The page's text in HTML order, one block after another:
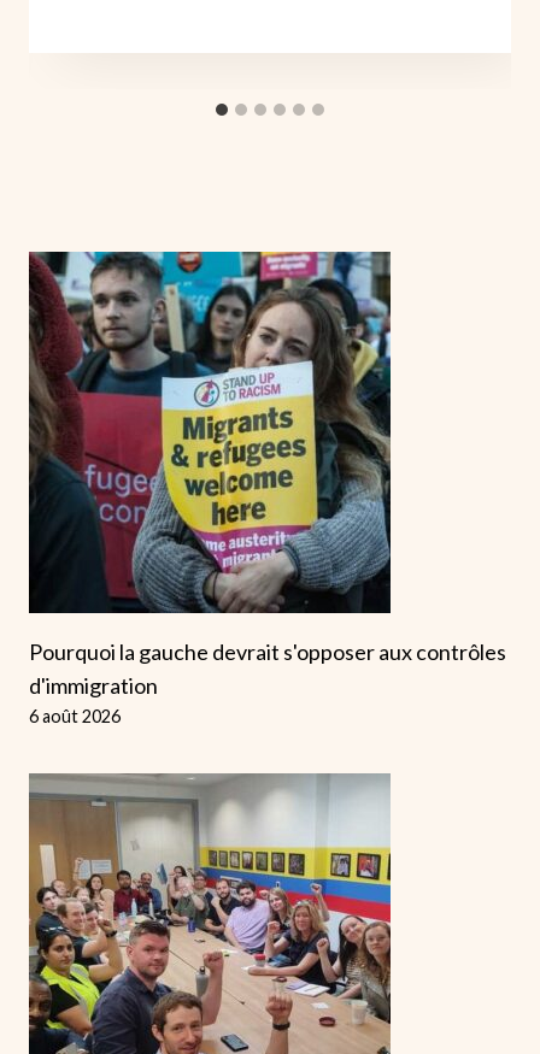
Pourquoi la gauche devrait s'opposer aux contrôles
d'immigration
6 août 2026